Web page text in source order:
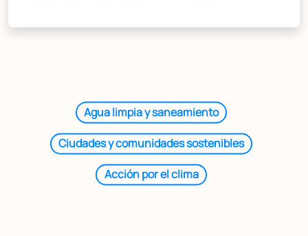
Agua limpia y saneamiento
Ciudades y comunidades sostenibles
Acción por el clima